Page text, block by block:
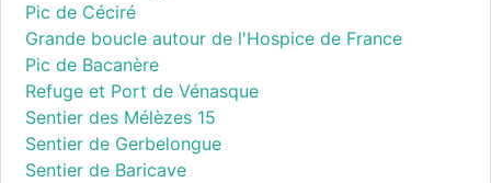
Pic de Céciré
Grande boucle autour de l'Hospice de France
Pic de Bacanère
Refuge et Port de Vénasque
Sentier des Mélèzes 15
Sentier de Gerbelongue
Sentier de Baricave